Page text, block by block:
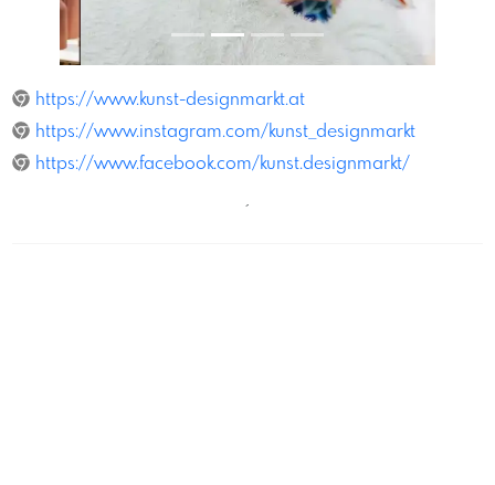
https://www.kunst-designmarkt.at
https://www.instagram.com/kunst_designmarkt
https://www.facebook.com/kunst.designmarkt/
´